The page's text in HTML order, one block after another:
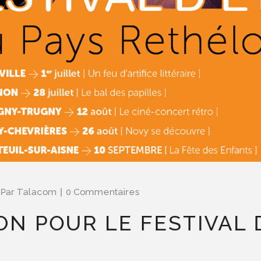
Par Talacom 0 Commentaires
POUR LE FESTIVAL